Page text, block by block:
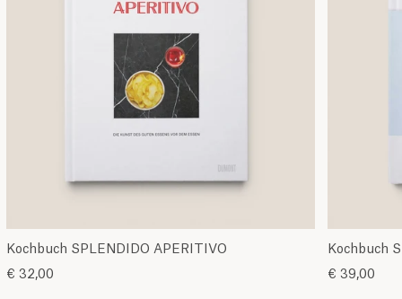
Kochbuch SPLENDIDO APERITIVO
€ 32,00
Kochbuch
€ 39,00